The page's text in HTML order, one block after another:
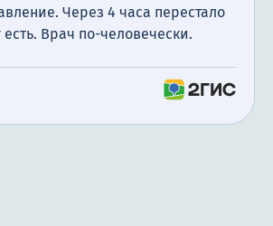
Через 4 часа перестало
Врач по-человечески.